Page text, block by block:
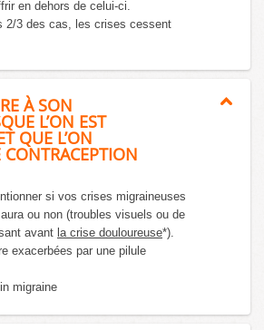
en dehors de celui-ci.
2/3 des cas, les crises cessent
À SON
L’ON EST
QUE L’ON
si vos crises migraineuses
ou non (troubles visuels ou de
avant la crise douloureuse*).
exacerbées par une pilule
migraine